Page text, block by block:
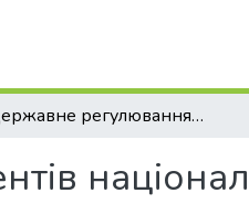
Державне регулювання інституційних елементів національного багатства України